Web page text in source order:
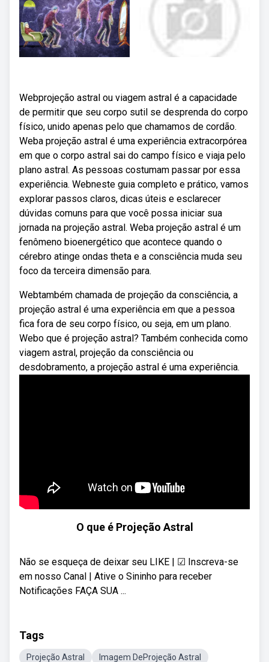
Webprojeção astral ou viagem astral é a capacidade
de permitir que seu corpo sutil se desprenda do corpo
físico, unido apenas pelo que chamamos de cordão.
Weba projeção astral é uma experiência extracorpórea
em que o corpo astral sai do campo físico e viaja pelo
plano astral. As pessoas costumam passar por essa
experiência. Webneste guia completo e prático, vamos
explorar passos claros, dicas úteis e esclarecer
dúvidas comuns para que você possa iniciar sua
jornada na projeção astral. Weba projeção astral é um
fenômeno bioenergético que acontece quando o
cérebro atinge ondas theta e a consciência muda seu
foco da terceira dimensão para.
Webtambém chamada de projeção da consciência, a
projeção astral é uma experiência em que a pessoa
fica fora de seu corpo físico, ou seja, em um plano.
Webo que é projeção astral? Também conhecida como
viagem astral, projeção da consciência ou
desdobramento, a projeção astral é uma experiência.
O que é Projeção Astral
Não se esqueça de deixar seu LIKE | ☑ Inscreva-se
em nosso Canal | Ative o Sininho para receber
Notificações FAÇA SUA ...
Tags
Projeção Astral Imagem DeProjeção Astral